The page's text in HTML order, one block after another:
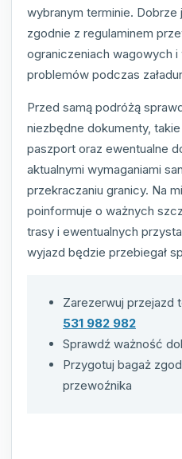
wybranym terminie.
zgodnie z regulaminem
ograniczeniach wagowych i
problemów podczas
Przed samą podróżą
niezbędne dokumenty,
paszport oraz ewentualne
aktualnymi wymaganiami
przekraczaniu granicy. Na
poinformuje o ważnych
trasy i ewentualnych
wyjazd będzie przebiegał
Zarezerwuj przejazd
531 982 982
Sprawdź ważność
Przygotuj bagaż
przewoźnika